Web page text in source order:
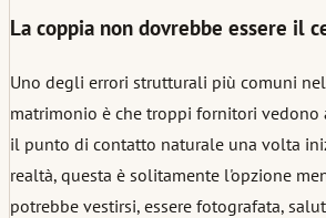
La coppia non dovrebbe essere il
Uno degli errori strutturali più comuni
matrimonio è che troppi fornitori vedono
il punto di contatto naturale una volta
realtà, questa è solitamente l'opzione
potrebbe vestirsi, essere fotografata,